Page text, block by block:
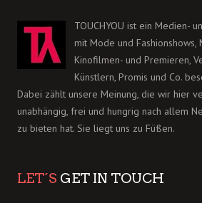
TOUCHYOU ist ein Medien-
mit Mode und Fashionshows,
Kinofilmen- und Premieren,
Künstlern, Promis und Co.
Dabei zählt unsere Meinung, die wir hier
unabhängig, frei und hungrig nach allem
zu bieten hat. Sie liegt uns zu Füßen.
LET´S GET IN TOUCH